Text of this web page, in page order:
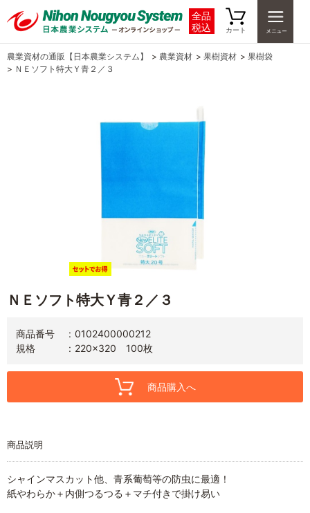
全品
税込
カート
農業資材の通販【日本農業システム】 > 農業資材 > 果樹資材 > 果樹袋
> ＮＥソフト特大Ｙ青２／３
ＮＥソフト特大Ｙ青２／３
商品番号
0102400000212
規格
220x320 100枚
商品購入へ
商品説明
シャインマスカット他、青系葡萄等の防虫に最適！
紙やわらか＋内側つるつる＋マチ付きで掛け易い